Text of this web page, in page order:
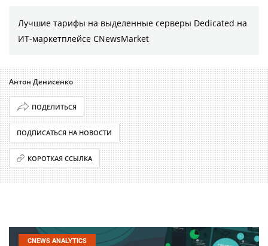
Лучшие тарифы на выделенные серверы Dedicated на
ИТ-маркетплейсе CNewsMarket
Антон Денисенко
ПОДЕЛИТЬСЯ
ПОДПИСАТЬСЯ НА НОВОСТИ
КОРОТКАЯ ССЫЛКА
CNEWS ANALYTICS